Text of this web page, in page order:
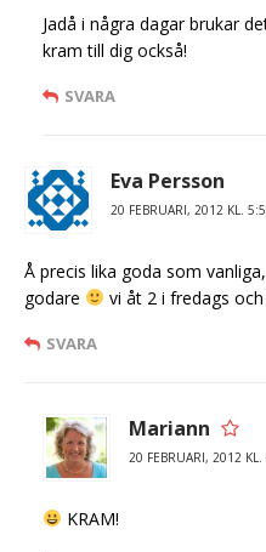
Jadå i några dagar brukar
kram till dig också!
SVARA
Eva Persson
20 FEBRUARI, 2012 KL.
Å precis lika goda som
godare
vi åt 2 i fredags
SVARA
Mariann
20 FEBRUARI, 2012
KRAM!